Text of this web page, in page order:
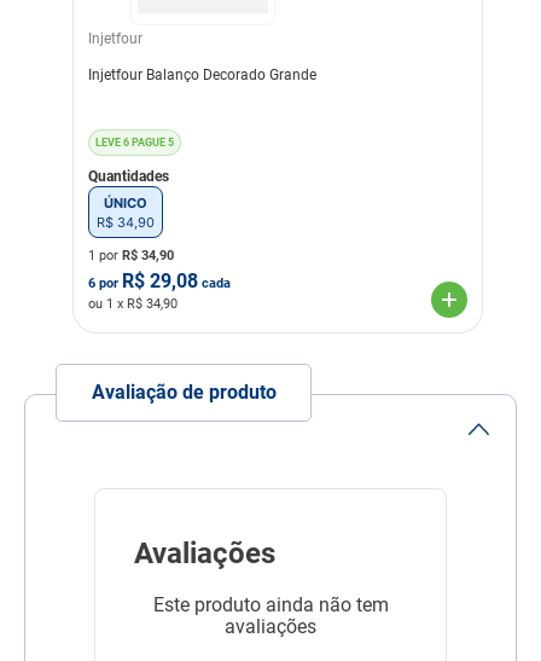
Injetfour
Injetfour Balanço Decorado Grande
LEVE 6 PAGUE 5
Quantidades
ÚNICO
R$ 34,90
1 por R$ 34,90
6 por R$ 29,08 cada
ou 1 x R$ 34,90
Avaliação de produto
Avaliações
Este produto ainda não tem
avaliações